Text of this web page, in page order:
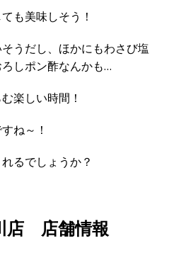
も美味しそう！
うだし、ほかにもわさび塩
しポン酢なんかも…
楽しい時間！
ね～！
るでしょうか？
店 店舗情報